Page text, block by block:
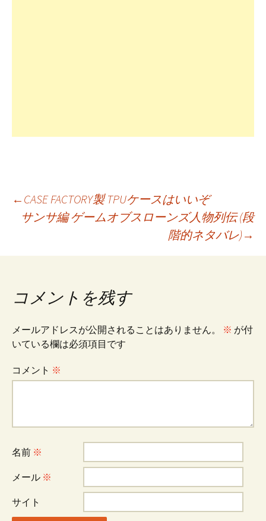
投
ビ
ゲ
ー
シ
ョ
ン
← CASE FACTORY製 TPUケースはいいぞ
サンサ編 ゲームオブスローンズ人物列伝 (段
階的ネタバレ)→
コメントを残す
メールアドレスが公開されることはありません。 ※ が付
いている欄は必須項目です
コメント ※
名前 ※
メール ※
サイト